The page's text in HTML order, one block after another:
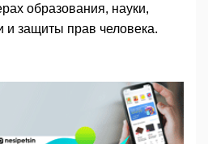
образования, науки,
и защиты прав человека.